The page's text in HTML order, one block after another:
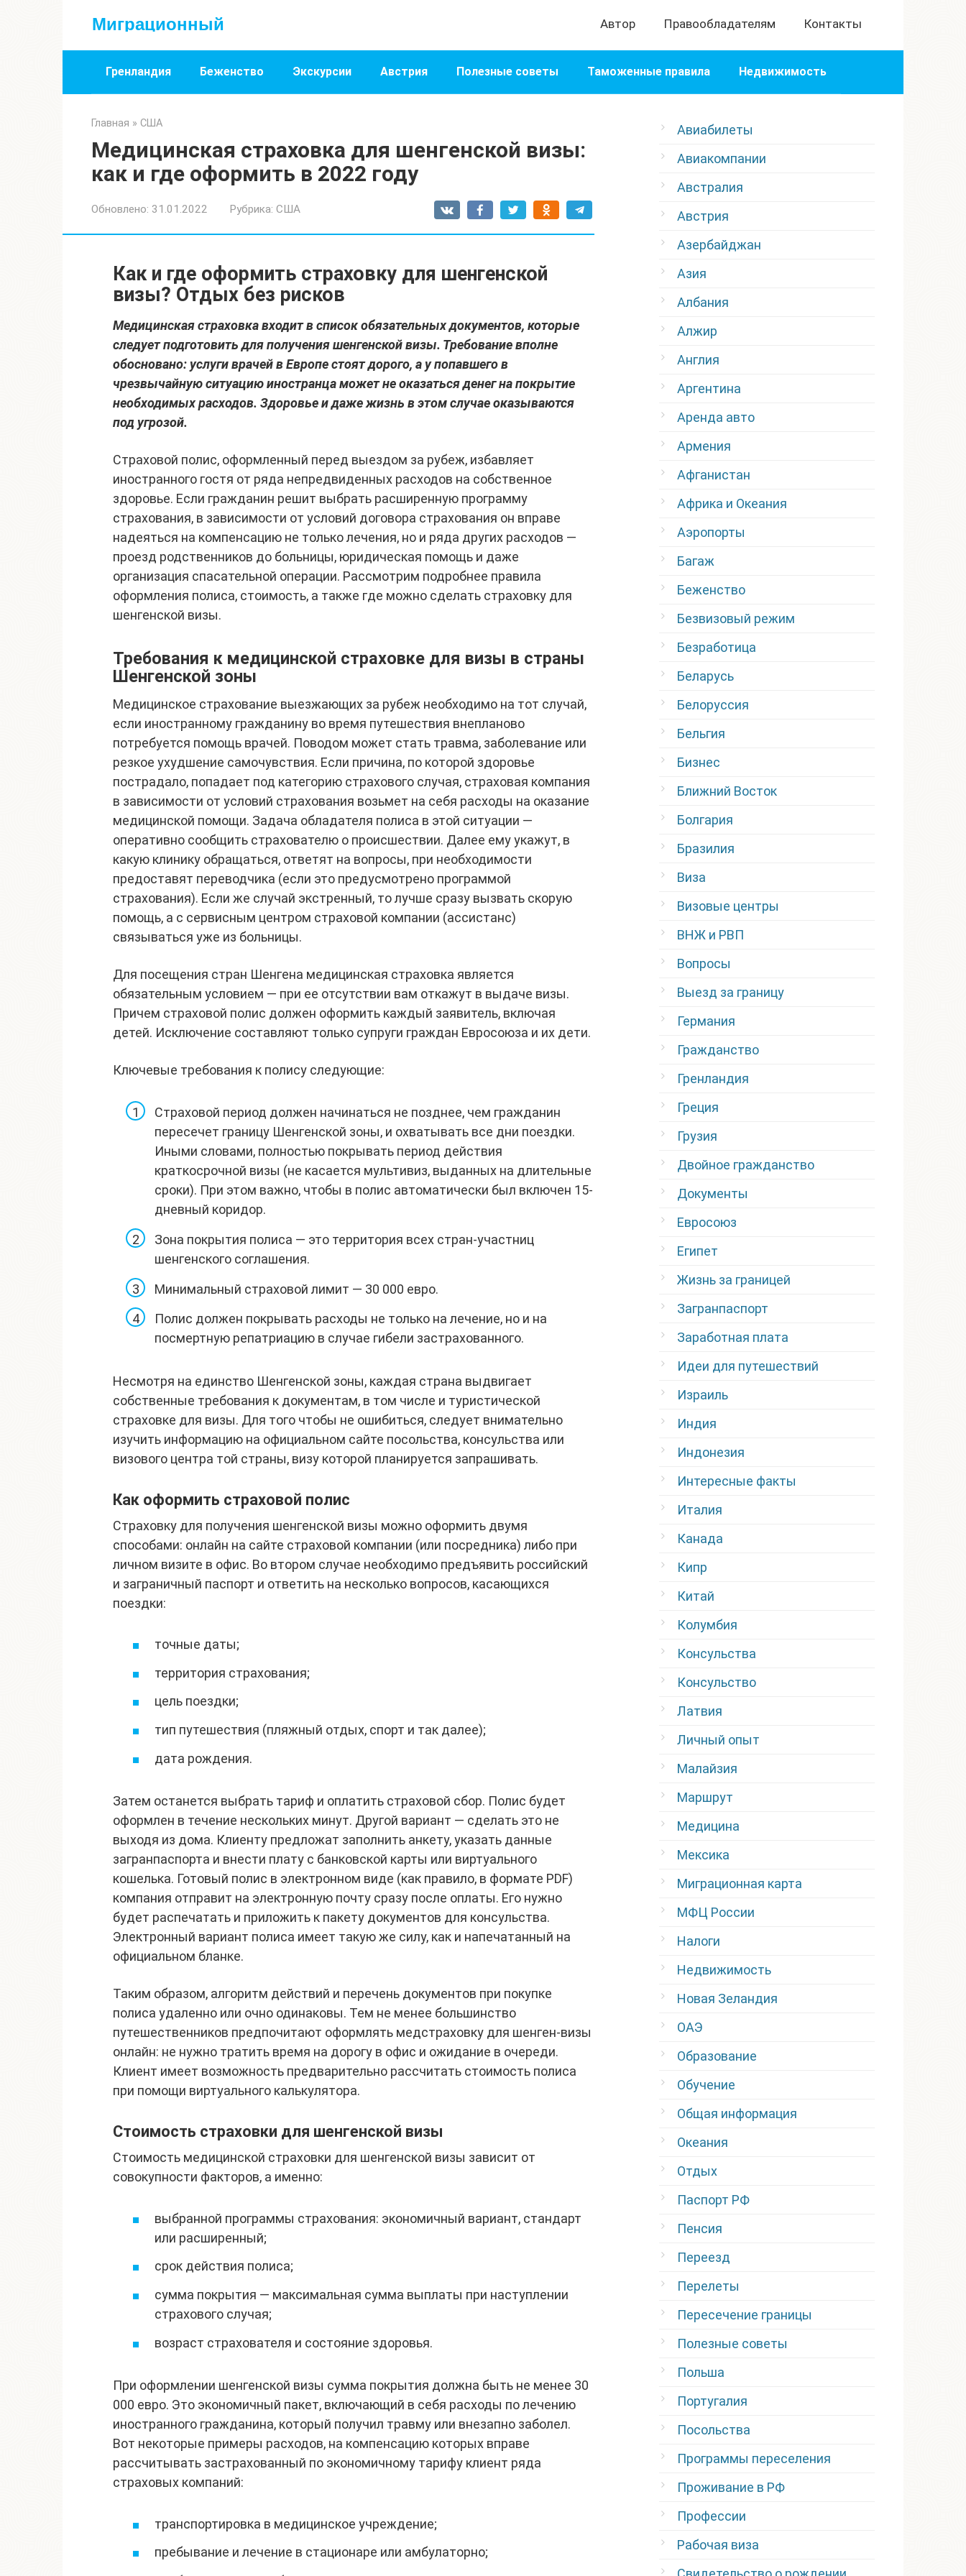
Миграционный Автор Правообладателям Контакты
Гренландия Беженство Экскурсии Австрия Полезные советы Таможенные правила Недвижимость
Главная » США
Медицинская страховка для шенгенской визы:
как и где оформить в 2022 году
Обновлено: 31.01.2022 Рубрика: США
Как и где оформить страховку для шенгенской
визы? Отдых без рисков
Медицинская страховка входит в список обязательных документов, которые
следует подготовить для получения шенгенской визы. Требование вполне
обосновано: услуги врачей в Европе стоят дорого, а у попавшего в
чрезвычайную ситуацию иностранца может не оказаться денег на покрытие
необходимых расходов. Здоровье и даже жизнь в этом случае оказываются
под угрозой.
Страховой полис, оформленный перед выездом за рубеж, избавляет
иностранного гостя от ряда непредвиденных расходов на собственное
здоровье. Если гражданин решит выбрать расширенную программу
страхования, в зависимости от условий договора страхования он вправе
надеяться на компенсацию не только лечения, но и ряда других расходов —
проезд родственников до больницы, юридическая помощь и даже
организация спасательной операции. Рассмотрим подробнее правила
оформления полиса, стоимость, а также где можно сделать страховку для
шенгенской визы.
Требования к медицинской страховке для визы в страны
Шенгенской зоны
Медицинское страхование выезжающих за рубеж необходимо на тот случай,
если иностранному гражданину во время путешествия внепланово
потребуется помощь врачей. Поводом может стать травма, заболевание или
резкое ухудшение самочувствия. Если причина, по которой здоровье
пострадало, попадает под категорию страхового случая, страховая компания
в зависимости от условий страхования возьмет на себя расходы на оказание
медицинской помощи. Задача обладателя полиса в этой ситуации —
оперативно сообщить страхователю о происшествии. Далее ему укажут, в
какую клинику обращаться, ответят на вопросы, при необходимости
предоставят переводчика (если это предусмотрено программой
страхования). Если же случай экстренный, то лучше сразу вызвать скорую
помощь, а с сервисным центром страховой компании (ассистанс)
связываться уже из больницы.
Для посещения стран Шенгена медицинская страховка является
обязательным условием — при ее отсутствии вам откажут в выдаче визы.
Причем страховой полис должен оформить каждый заявитель, включая
детей. Исключение составляют только супруги граждан Евросоюза и их дети.
Ключевые требования к полису следующие:
Страховой период должен начинаться не позднее, чем гражданин
пересечет границу Шенгенской зоны, и охватывать все дни поездки.
Иными словами, полностью покрывать период действия
краткосрочной визы (не касается мультивиз, выданных на длительные
сроки). При этом важно, чтобы в полис автоматически был включен 15-
дневный коридор.
Зона покрытия полиса — это территория всех стран-участниц
шенгенского соглашения.
Минимальный страховой лимит — 30 000 евро.
Полис должен покрывать расходы не только на лечение, но и на
посмертную репатриацию в случае гибели застрахованного.
Несмотря на единство Шенгенской зоны, каждая страна выдвигает
собственные требования к документам, в том числе и туристической
страховке для визы. Для того чтобы не ошибиться, следует внимательно
изучить информацию на официальном сайте посольства, консульства или
визового центра той страны, визу которой планируется запрашивать.
Как оформить страховой полис
Страховку для получения шенгенской визы можно оформить двумя
способами: онлайн на сайте страховой компании (или посредника) либо при
личном визите в офис. Во втором случае необходимо предъявить российский
и заграничный паспорт и ответить на несколько вопросов, касающихся
поездки:
точные даты;
территория страхования;
цель поездки;
тип путешествия (пляжный отдых, спорт и так далее);
дата рождения.
Затем останется выбрать тариф и оплатить страховой сбор. Полис будет
оформлен в течение нескольких минут. Другой вариант — сделать это не
выходя из дома. Клиенту предложат заполнить анкету, указать данные
загранпаспорта и внести плату с банковской карты или виртуального
кошелька. Готовый полис в электронном виде (как правило, в формате PDF)
компания отправит на электронную почту сразу после оплаты. Его нужно
будет распечатать и приложить к пакету документов для консульства.
Электронный вариант полиса имеет такую же силу, как и напечатанный на
официальном бланке.
Таким образом, алгоритм действий и перечень документов при покупке
полиса удаленно или очно одинаковы. Тем не менее большинство
путешественников предпочитают оформлять медстраховку для шенген-визы
онлайн: не нужно тратить время на дорогу в офис и ожидание в очереди.
Клиент имеет возможность предварительно рассчитать стоимость полиса
при помощи виртуального калькулятора.
Стоимость страховки для шенгенской визы
Стоимость медицинской страховки для шенгенской визы зависит от
совокупности факторов, а именно:
выбранной программы страхования: экономичный вариант, стандарт
или расширенный;
срок действия полиса;
сумма покрытия — максимальная сумма выплаты при наступлении
страхового случая;
возраст страхователя и состояние здоровья.
При оформлении шенгенской визы сумма покрытия должна быть не менее 30
000 евро. Это экономичный пакет, включающий в себя расходы по лечению
иностранного гражданина, который получил травму или внезапно заболел.
Вот некоторые примеры расходов, на компенсацию которых вправе
рассчитывать застрахованный по экономичному тарифу клиент ряда
страховых компаний:
транспортировка в медицинское учреждение;
пребывание и лечение в стационаре или амбулаторно;
Авиабилеты
Авиакомпании
Австралия
Австрия
Азербайджан
Азия
Албания
Алжир
Англия
Аргентина
Аренда авто
Армения
Афганистан
Африка и Океания
Аэропорты
Багаж
Беженство
Безвизовый режим
Безработица
Беларусь
Белоруссия
Бельгия
Бизнес
Ближний Восток
Болгария
Бразилия
Виза
Визовые центры
ВНЖ и РВП
Вопросы
Выезд за границу
Германия
Гражданство
Гренландия
Греция
Грузия
Двойное гражданство
Документы
Евросоюз
Египет
Жизнь за границей
Загранпаспорт
Заработная плата
Идеи для путешествий
Израиль
Индия
Индонезия
Интересные факты
Италия
Канада
Кипр
Китай
Колумбия
Консульства
Консульство
Латвия
Личный опыт
Малайзия
Маршрут
Медицина
Мексика
Миграционная карта
МФЦ России
Налоги
Недвижимость
Новая Зеландия
ОАЭ
Образование
Обучение
Общая информация
Океания
Отдых
Паспорт РФ
Пенсия
Переезд
Перелеты
Пересечение границы
Полезные советы
Польша
Португалия
Посольства
Программы переселения
Проживание в РФ
Профессии
Рабочая виза